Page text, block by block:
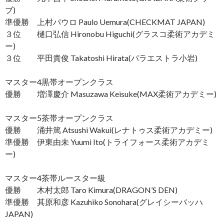
ブ)
準優勝 上村パウロ Paulo Uemura(CHECKMAT JAPAN)
３位 樋口弘信 Hironobu Higuchi(グラスコ柔術アカデミ
ー)
３位 平田貴俊 Takatoshi Hirata(パラエストラ小岩)
マスター4黒帯オープンクラス
優勝 増澤慶介 Masuzawa Keisuke(MAX柔術アカデミー)
マスター5茶帯オープンクラス
優勝 涌井篤 Atsushi Wakui(レナトゥス柔術アカデミー)
準優勝 伊東由未 Yuumi Ito(トライフォース柔術アカデミ
ー)
マスター4茶帯ルースター級
優勝 木村太郎 Taro Kimura(DRAGON’S DEN)
準優勝 其原和彦 Kazuhiko Sonohara(グレイシーバッハ
JAPAN)